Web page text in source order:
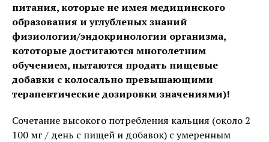
питания, которые не имея медицинского
образования и углубленых знаний
физиологии/эндокринологии организма,
кототорые достигаются многолетним
обучением, пытаются продать пищевые
добавки с колосально превышающими
терапевтические дозировки значениями)!
Сочетание высокого потребления кальция (около 2
100 мг / день с пищей и добавок) с умеренным